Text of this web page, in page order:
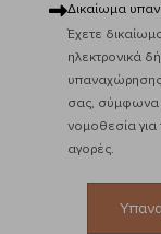
Δικαίωμα
Έχετε
ηλεκτρονικά
υπαναχώρησης
σας, σύμφωνα
νομοθεσία
αγορές.